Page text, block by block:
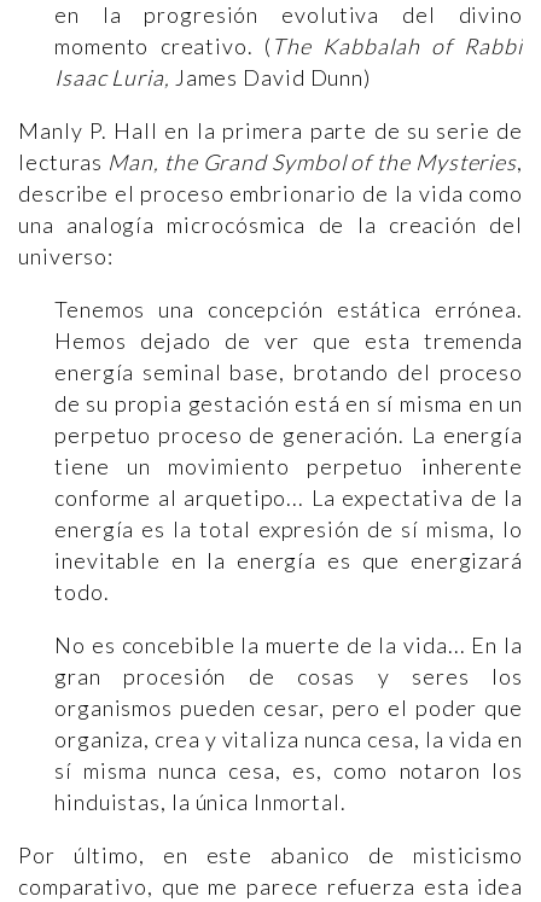
en la progresión evolutiva del divino
momento creativo. ( The Kabbalah of Rabbi
Isaac Luria, James David Dunn)
Manly P. Hall en la primera parte de su serie de
lecturas Man, the Grand Symbol of the Mysteries,
describe el proceso embrionario de la vida como
una analogía microcósmica de la creación del
universo:
Tenemos una concepción estática errónea.
Hemos dejado de ver que esta tremenda
energía seminal base, brotando del proceso
de su propia gestación está en sí misma en un
perpetuo proceso de generación. La energía
tiene un movimiento perpetuo inherente
conforme al arquetipo... La expectativa de la
energía es la total expresión de sí misma, lo
inevitable en la energía es que energizará
todo.
No es concebible la muerte de la vida... En la
gran procesión de cosas y seres los
organismos pueden cesar, pero el poder que
organiza, crea y vitaliza nunca cesa, la vida en
sí misma nunca cesa, es, como notaron los
hinduistas, la única Inmortal.
Por último, en este abanico de misticismo
comparativo, que me parece refuerza esta idea